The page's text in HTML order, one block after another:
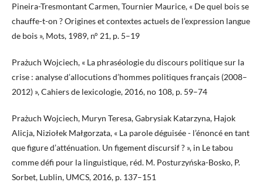
Pineira-Tresmontant Carmen, Tournier Maurice, « De quel bois se
chauffe-t-on ? Origines et contextes actuels de l’expression langue
de bois », Mots, 1989, n° 21, p. 5–19
Prażuch Wojciech, « La phraséologie du discours politique sur la
crise : analyse d’allocutions d’hommes politiques français (2008–
2012) », Cahiers de lexicologie, 2016, no 108, p. 59–74
Prażuch Wojciech, Muryn Teresa, Gabrysiak Katarzyna, Hajok
Alicja, Niziołek Małgorzata, « La parole déguisée - l’énoncé en tant
que figure d’atténuation. Un figement discursif ? », in Le tabou
comme défi pour la linguistique, réd. M. Posturzyńska-Bosko, P.
Sorbet, Lublin, UMCS, 2016, p. 137–151